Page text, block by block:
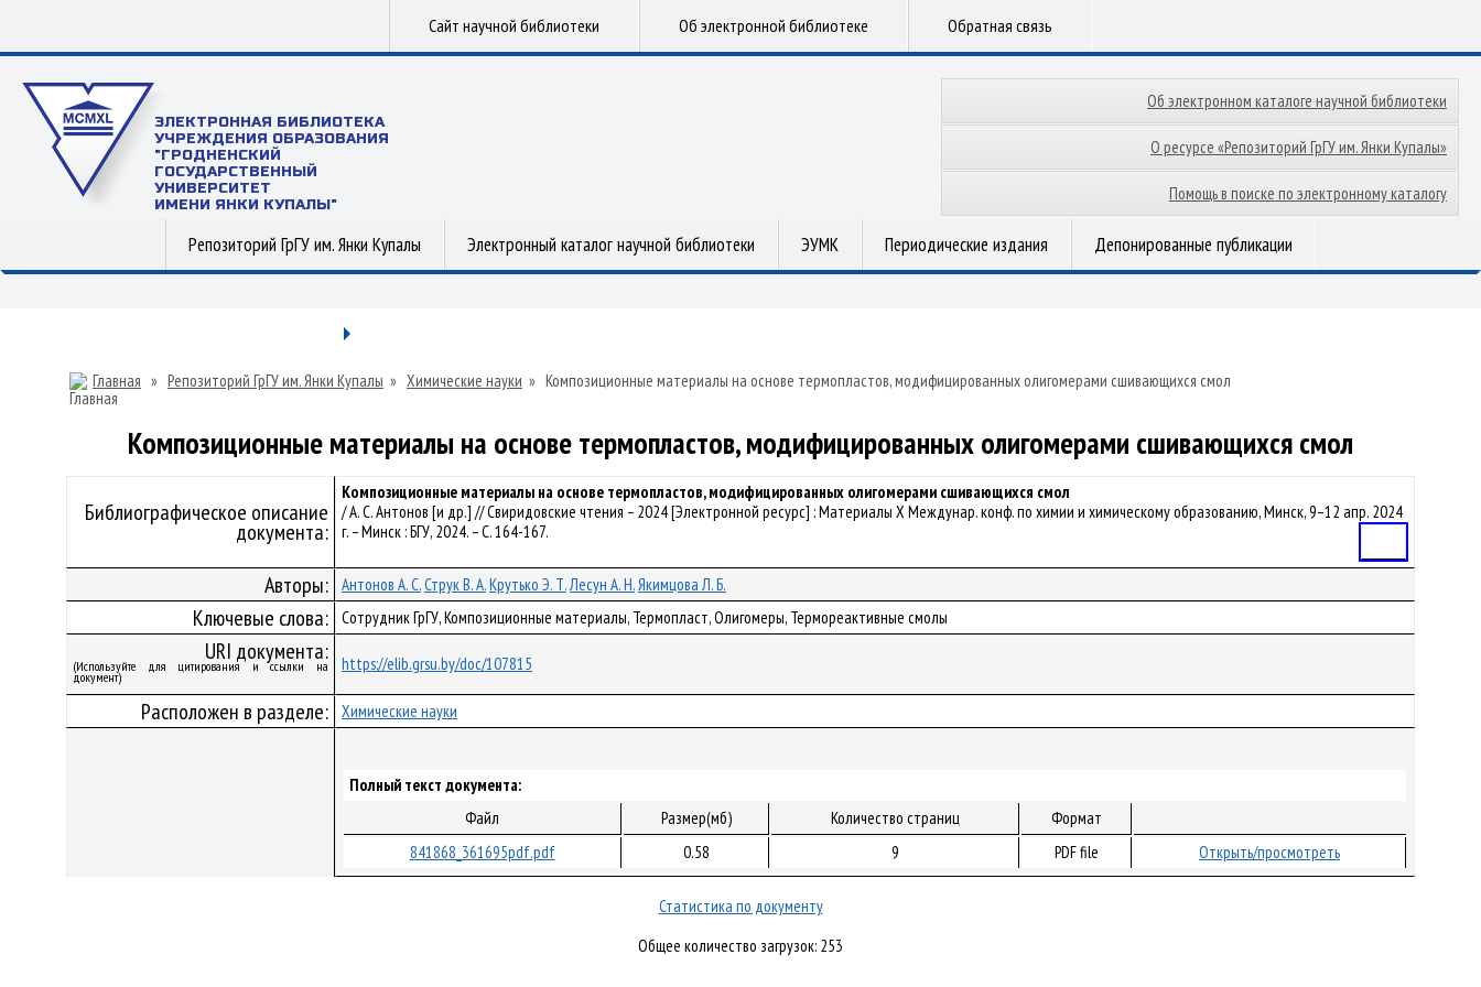
Сайт научной библиотеки Об электронной библиотеке Обратная связь
ЭЛЕКТРОННАЯ БИБЛИОТЕКА
УЧРЕЖДЕНИЯ ОБРАЗОВАНИЯ
"ГРОДНЕНСКИЙ
ГОСУДАРСТВЕННЫЙ
УНИВЕРСИТЕТ
ИМЕНИ ЯНКИ КУПАЛЫ"
Об электронном каталоге научной библиотеки
О ресурсе «Репозиторий ГрГУ им. Янки Купалы»
Помощь в поиске по электронному каталогу
Репозиторий ГрГУ им. Янки Купалы Электронный каталог научной библиотеки ЭУМК Периодические издания Депонированные публикации
Главная » Репозиторий ГрГУ им. Янки Купалы » Химические науки » Композиционные материалы на основе термопластов, модифицированных олигомерами сшивающихся смол
Композиционные материалы на основе термопластов, модифицированных олигомерами сшивающихся смол
Библиографическое описание
документа:
Композиционные материалы на основе термопластов, модифицированных олигомерами сшивающихся смол
/ А. С. Антонов [и др.] // Свиридовские чтения – 2024 [Электронной ресурс] : Материалы Х Междунар. конф. по химии и химическому образованию, Минск, 9–12 апр. 2024
г. – Минск : БГУ, 2024. – С. 164-167.
Авторы: Антонов А. С.Струк В. А.Крутько Э. Т.Лесун А. Н.Якимцова Л. Б.
Ключевые слова: Сотрудник ГрГУ, Композиционные материалы, Термопласт, Олигомеры, Термореактивные смолы
URI документа:
(Используйте для цитирования и ссылки на
документ)
https://elib.grsu.by/doc/107815
Расположен в разделе: Химические науки
Полный текст документа:
Файл
Размер(мб) Количество страниц
Формат
841868_361695pdf.pdf
0.58 9 PDF file Открыть/просмотреть
Статистика по документу
Общее количество загрузок: 253